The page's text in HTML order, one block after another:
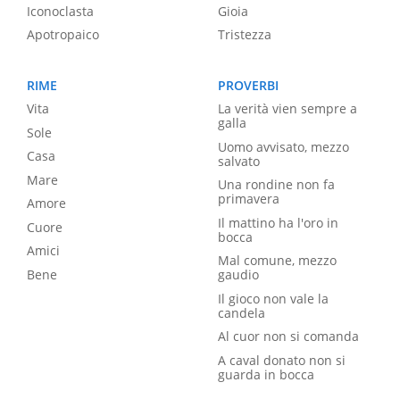
Iconoclasta
Apotropaico
Gioia
Tristezza
RIME
Vita
Sole
Casa
Mare
Amore
Cuore
Amici
Bene
PROVERBI
La verità vien sempre a
galla
Uomo avvisato, mezzo
salvato
Una rondine non fa
primavera
Il mattino ha l'oro in
bocca
Mal comune, mezzo
gaudio
Il gioco non vale la
candela
Al cuor non si comanda
A caval donato non si
guarda in bocca